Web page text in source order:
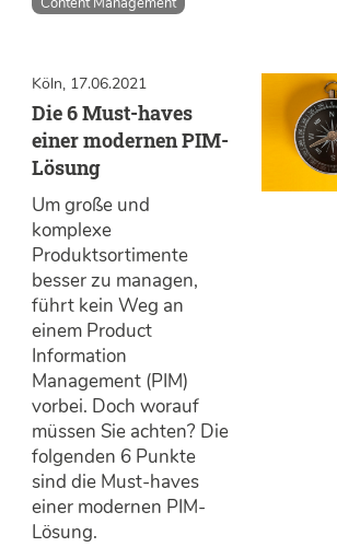
Köln, 17.06.2021
Die 6 Must-haves
einer modernen PIM-
Lösung
Um große und
komplexe
Produktsortimente
besser zu managen,
führt kein Weg an
einem Product
Information
Management (PIM)
vorbei. Doch worauf
müssen Sie achten? Die
folgenden 6 Punkte
sind die Must-haves
einer modernen PIM-
Lösung.